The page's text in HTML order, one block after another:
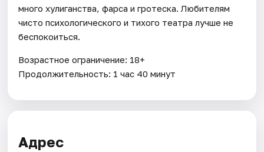
много хулиганства, фарса и гротеска. Любителям
чисто психологического и тихого театра лучше не
беспокоиться.
Возрастное ограничение: 18+
Продолжительность: 1 час 40 минут
Адрес